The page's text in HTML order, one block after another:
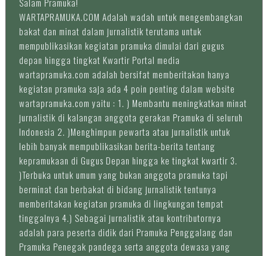
WARTAPRAMUKA.COM Adalah wadah untuk mengembangkan
bakat dan minat dalam jurnalistik terutama untuk
mempublikasikan kegiatan pramuka dimulai dari gugus
depan hingga tingkat Kwartir Portal media
wartapramuka.com adalah bersifat memberitakan hanya
kegiatan pramuka saja ada 4 poin penting dalam website
wartapramuka.com yaitu : 1. ) Membantu meningkatkan minat
jurnalistik di kalangan anggota gerakan Pramuka di seluruh
Indonesia 2. )Menghimpun pewarta atau jurnalistik untuk
lebih banyak mempublikasikan berita-berita tentang
kepramukaan di Gugus Depan hingga ke tingkat kwartir 3.
)Terbuka untuk umum yang bukan anggota pramuka tapi
berminat dan berbakat di bidang jurnalistik tentunya
memberitakan kegiatan pramuka di lingkungan tempat
tinggalnya 4.) Sebagai jurnalistik atau kontributornya
adalah para peserta didik dari Pramuka Penggalang dan
Pramuka Penegak pandega serta anggota dewasa yang